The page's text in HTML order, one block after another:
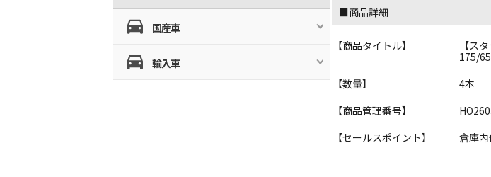
■商品詳細
【商品タイトル】
【ス
175/
【数量】
4本
【商品管理番号】
【セールスポイント】
倉庫
国産車
輸入車